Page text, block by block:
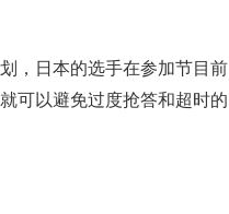
，日本的选手在参加节目前
可以避免过度抢答和超时的